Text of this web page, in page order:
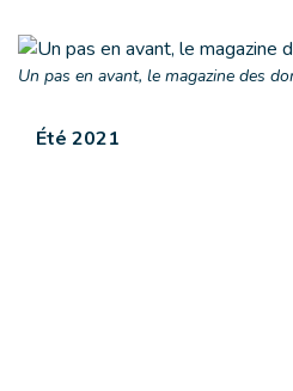
Un pas en avant, le magazine des
Été 2021